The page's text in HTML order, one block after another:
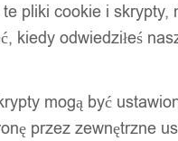
pliki cookie i skrypty,
kiedy odwiedziłeś
mogą być
przez zewnętrzne